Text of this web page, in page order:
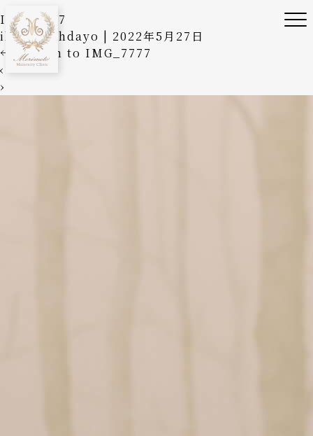
IMG_7777
ilovemathdayo | 2022年5月27日
←
Return to IMG_7777
‹
›